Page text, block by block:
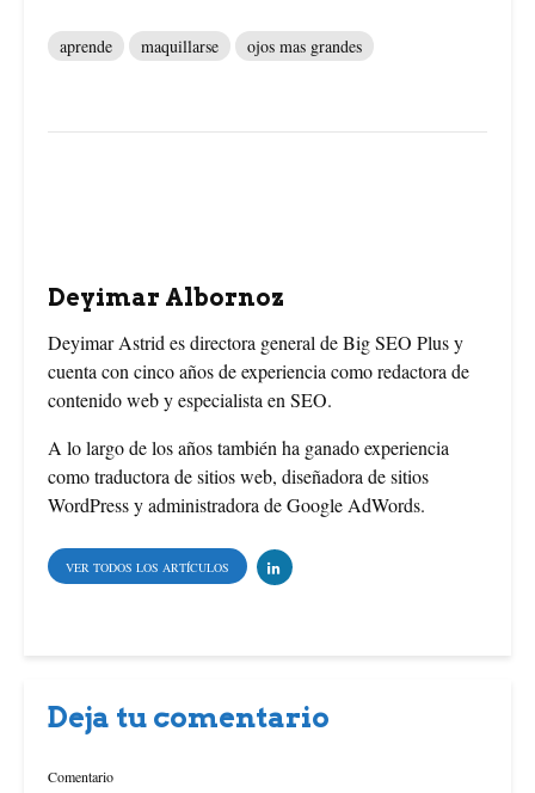
k
e
s
t
aprende maquillarse ojos mas grandes
Deyimar Albornoz
Deyimar Astrid es directora general de Big SEO Plus y
cuenta con cinco años de experiencia como redactora de
contenido web y especialista en SEO.
A lo largo de los años también ha ganado experiencia
como traductora de sitios web, diseñadora de sitios
WordPress y administradora de Google AdWords.
VER TODOS LOS ARTÍCULOS
Deja tu comentario
Comentario